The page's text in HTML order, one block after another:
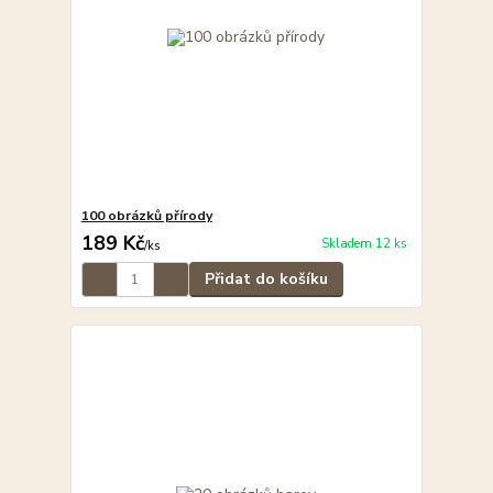
100 obrázků přírody
189 Kč/ks Skladem 12 ks
Přidat do košíku